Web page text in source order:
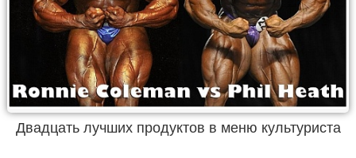
Двадцать лучших продуктов в меню культуриста